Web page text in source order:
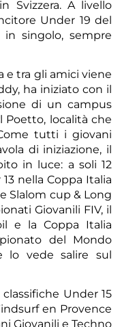
Svizzera. A livello
Under 19 del
in singolo, sempre
e tra gli amici viene
ha iniziato con il
di un campus
Poetto, località che
tutti i giovani
di iniziazione, il
in luce: a soli 12
nella Coppa Italia
Slalom cup & Long
Giovanili FIV, il
e la Coppa Italia
del Mondo
lo vede salire sul
Under 15
en Provence
Giovanili e Techno